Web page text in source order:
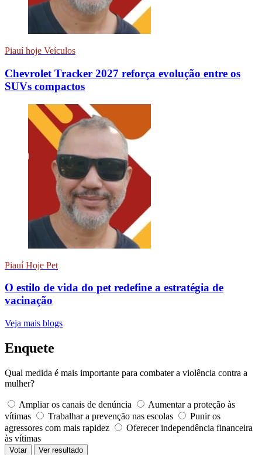
Piauí hoje Veículos
Chevrolet Tracker 2027 reforça evolução entre os
SUVs compactos
Piauí Hoje Pet
O estilo de vida do pet redefine a estratégia de
vacinação
Veja mais blogs
Enquete
Qual medida é mais importante para combater a violência contra a
mulher?
Ampliar os canais de denúncia
Aumentar a proteção às
vítimas
Trabalhar a prevenção nas escolas
Punir os
agressores com mais rapidez
Oferecer independência financeira
às vítimas
Votar Ver resultado